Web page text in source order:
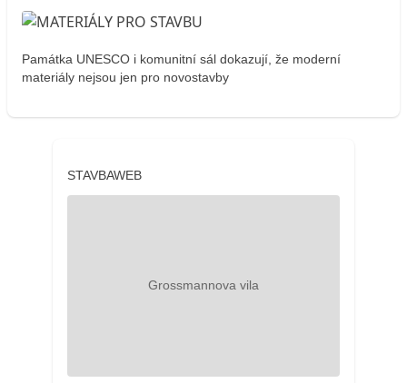
Památka UNESCO i komunitní sál dokazují, že moderní
materiály nejsou jen pro novostavby
STAVBAWEB